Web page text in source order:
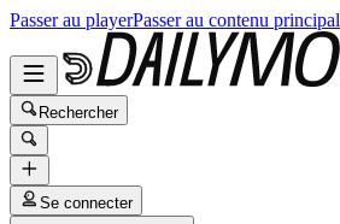
Passer au playerPasser au contenu principal
Rechercher
Se connecter